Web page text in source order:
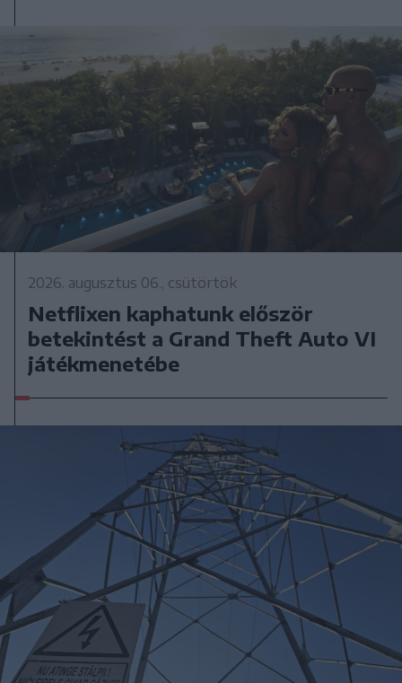
2026. augusztus 06., csütörtök
Netflixen kaphatunk először
betekintést a Grand Theft Auto VI
játékmenetébe